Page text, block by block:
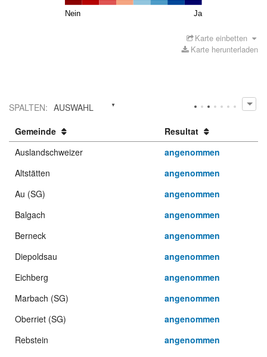
Nein Ja
Karte einbetten
Karte herunterladen
SPALTEN: AUSWAHL
Gemeinde
Resultat
Auslandschweizer
angenommen
Altstätten
angenommen
Au (SG)
angenommen
Balgach
angenommen
Berneck
angenommen
Diepoldsau
angenommen
Eichberg
angenommen
Marbach (SG)
angenommen
Oberriet (SG)
angenommen
Rebstein
angenommen